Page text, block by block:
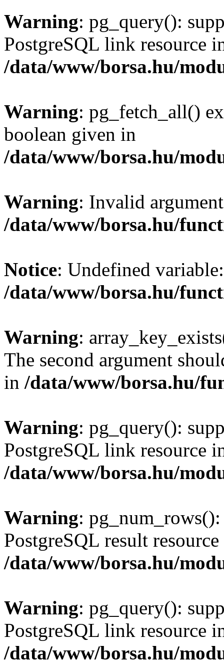
Warning: pg_query():
PostgreSQL link resource
/data/www/borsa.hu/
Warning: pg_fetch_all()
boolean given in
/data/www/borsa.hu/
Warning: Invalid
/data/www/borsa.hu/
Notice: Undefined
/data/www/borsa.hu/
Warning:
The second argument
in /data/www/borsa.hu/
Warning: pg_query():
PostgreSQL link resource
/data/www/borsa.hu/
Warning:
PostgreSQL result
/data/www/borsa.hu/
Warning: pg_query():
PostgreSQL link resource
/data/www/borsa.hu/